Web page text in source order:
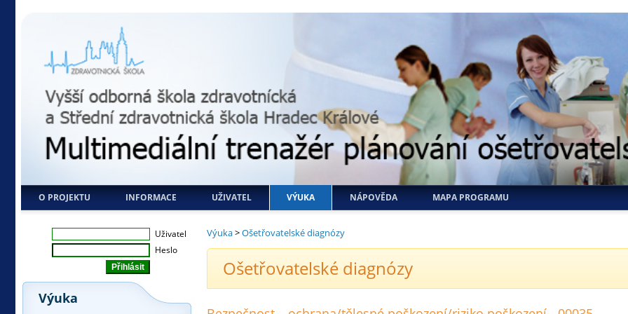
O PROJEKTU INFORMACE UŽIVATEL VÝUKA NÁPOVĚDA MAPA PROGRAMU
Uživatel
Heslo
Výuka
Výuka>Ošetřovatelské diagnózy
Ošetřovatelské diagnózy